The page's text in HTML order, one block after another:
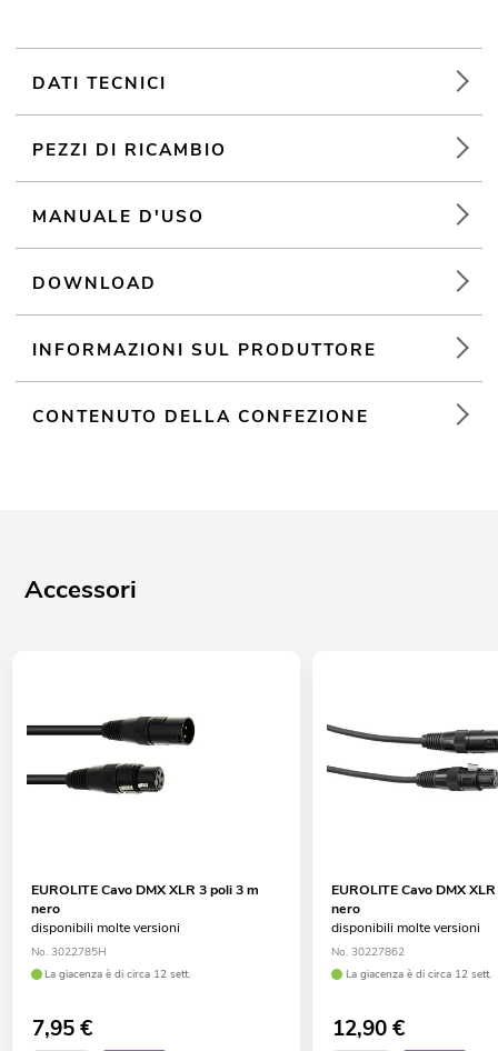
DATI TECNICI
PEZZI DI RICAMBIO
MANUALE D'USO
DOWNLOAD
INFORMAZIONI SUL PRODUTTORE
CONTENUTO DELLA CONFEZIONE
Accessori
EUROLITE Cavo DMX XLR 3 poli 3 m
nero
disponibili molte versioni
No. 3022785H
La giacenza è di circa 12 sett.
7,95€
EUROLITE Cavo DMX
nero
disponibili molte versioni
No. 30227862
La giacenza è di circa 12 sett.
12,90€